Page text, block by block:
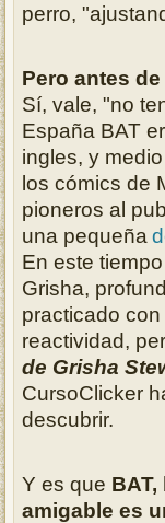
perro,
Pero antes
Sí, vale, "no
España BAT
ingles, y
los cómics de
pioneros al
una pequeña
En este
Grisha,
practicado
reactividad,
de Grisha
CursoClicker
descubrir.
Y es que
amigable es